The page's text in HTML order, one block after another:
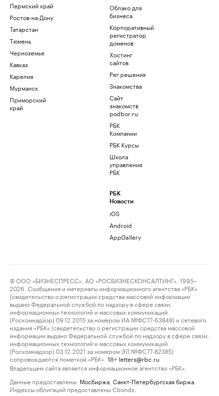
Пермский край
Ростов-на-Дону
Татарстан
Тюмень
Черноземье
Кавказ
Карелия
Мурманск
Приморский
край
Облако для
бизнеса
Корпоративный
регистратор
доменов
Хостинг
сайтов
Рег.решения
Знакомства
Сайт
знакомств
podbor.ru
РБК
Компании
РБК Курсы
Школа
управления
РБК
РБК
Новости
iOS
Android
AppGallery
© ООО «БИЗНЕСПРЕСС», АО «РОСБИЗНЕСКОНСАЛТИНГ», 1995–
2026. Сообщения и материалы информационного агентства «РБК»
(свидетельство о регистрации средства массовой информации
выдано Федеральной службой по надзору в сфере связи,
информационных технологий и массовых коммуникаций
(Роскомнадзор) 09.12.2015 за номером ИА №ФС77-63848) и сетевого
издания «РБК» (свидетельство о регистрации средства массовой
информации выдано Федеральной службой по надзору в сфере связи,
информационных технологий и массовых коммуникаций
(Роскомнадзор) 03.12.2021 за номером ЭЛ №ФС77-82385)
сопровождаются пометкой «РБК».
18+ letters@rbc.ru
Владельцем сайта является информационное агентство «РБК».
Данные предоставлены: Мосбиржа Санкт-Петербургская биржа
Индексы облигаций предоставлены Cbonds.